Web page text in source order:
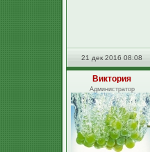
21 дек 2016 08:08
Виктория
Администратор